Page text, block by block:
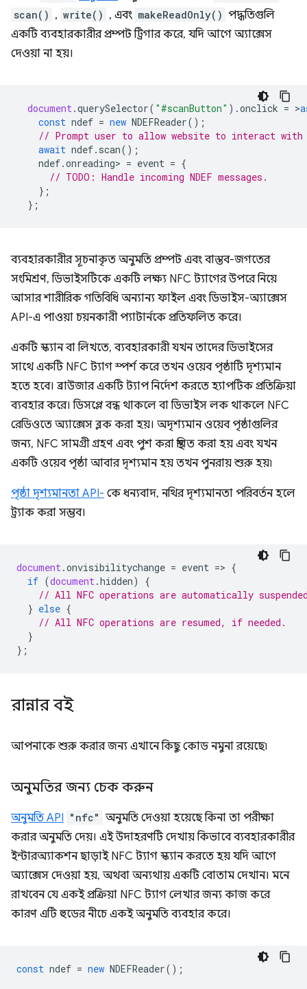
scan() , write() , এবং makeReadOnly() পদ্ধতিগুলি
একটি ব্যবহারকারীর প্রম্পট ট্রিগার করে, যদি আগে অ্যাক্সেস
দেওয়া না হয়।
document.querySelector( "#scanButton" ).onclick = >
const ndef = new NDEFReader();
// Prompt user to allow website to interact with
await ndef. scan();
ndef.onreading> = event = {
// TODO: Handle incoming NDEF messages.
};
};
ব্যবহারকারীর সূচনাকৃত অনুমতি প্রম্পট এবং বাস্তব-জগতের
সংমিশ্রণ, ডিভাইসটিকে একটি লক্ষ্য NFC ট্যাগের উপরে নিয়ে
আসার শারীরিক গতিবিধি অন্যান্য ফাইল এবং ডিভাইস-অ্যাক্সেস
API-এ পাওয়া চয়নকারী প্যাটার্নকে প্রতিফলিত করে।
একটি স্ক্যান বা লিখতে, ব্যবহারকারী যখন তাদের ডিভাইসের
সাথে একটি NFC ট্যাগ স্পর্শ করে তখন ওয়েব পৃষ্ঠাটি দৃশ্যমান
হতে হবে। ব্রাউজার একটি ট্যাপ নির্দেশ করতে হ্যাপটিক প্রতিক্রিয়া
ব্যবহার করে। ডিসপ্লে বন্ধ থাকলে বা ডিভাইস লক থাকলে NFC
রেডিওতে অ্যাক্সেস ব্লক করা হয়। অদৃশ্যমান ওয়েব পৃষ্ঠাগুলির
জন্য, NFC সামগ্রী গ্রহণ এবং পুশ করা স্থগিত করা হয় এবং যখন
একটি ওয়েব পৃষ্ঠা আবার দৃশ্যমান হয় তখন পুনরায় শুরু হয়৷
পৃষ্ঠা দৃশ্যমানতা API- কে ধন্যবাদ, নথির দৃশ্যমানতা পরিবর্তন হলে
ট্র্যাক করা সম্ভব।
document.onvisibilitychange = event => {
if (document.hidden)
{
// All NFC operations are automatically
} else {
// All NFC operations are resumed, if needed.
}
};
রান্নার বই
আপনাকে শুরু করার জন্য এখানে কিছু কোড নমুনা রয়েছে৷
অনুমতির জন্য চেক করুন
অনুমতি API "nfc" অনুমতি দেওয়া হয়েছে কিনা তা পরীক্ষা
করার অনুমতি দেয়। এই উদাহরণটি দেখায় কিভাবে ব্যবহারকারীর
ইন্টারঅ্যাকশন ছাড়াই NFC ট্যাগ স্ক্যান করতে হয় যদি আগে
অ্যাক্সেস দেওয়া হয়, অথবা অন্যথায় একটি বোতাম দেখান। মনে
রাখবেন যে একই প্রক্রিয়া NFC ট্যাগ লেখার জন্য কাজ করে
কারণ এটি হুডের নীচে একই অনুমতি ব্যবহার করে।
const ndef = new NDEFReader();